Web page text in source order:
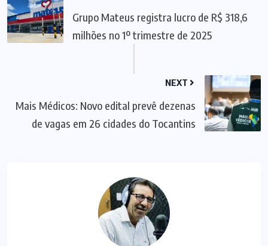
Grupo Mateus registra lucro de R$ 318,6
milhões no 1º trimestre de 2025
NEXT
Mais Médicos: Novo edital prevê dezenas
de vagas em 26 cidades do Tocantins